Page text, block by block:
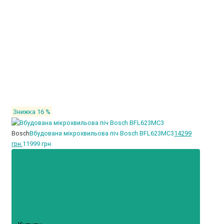
Знижка 16 %
BoschВбудована мікрохвильова піч Bosch BFL623MC314299
грн. 11999 грн.